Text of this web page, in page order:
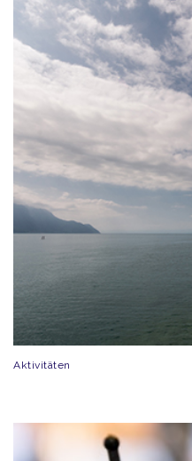
Aktivitäten